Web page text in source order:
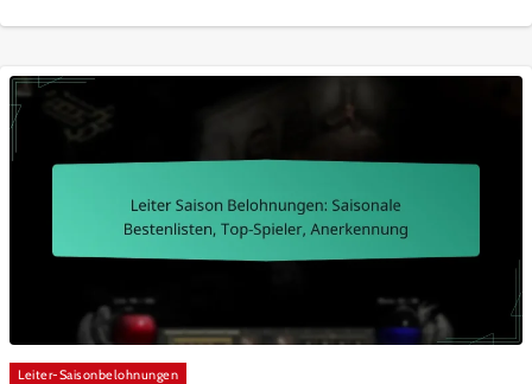
Leiter-Saisonbelohnungen